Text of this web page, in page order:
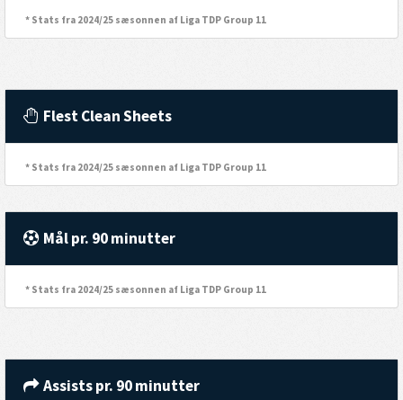
* Stats fra 2024/25 sæsonnen af Liga TDP Group 11
Flest Clean Sheets
* Stats fra 2024/25 sæsonnen af Liga TDP Group 11
Mål pr. 90 minutter
* Stats fra 2024/25 sæsonnen af Liga TDP Group 11
Assists pr. 90 minutter